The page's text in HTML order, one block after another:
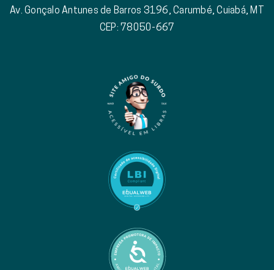
Av. Gonçalo Antunes de Barros 3196, Carumbé, Cuiabá, MT
CEP: 78050-667